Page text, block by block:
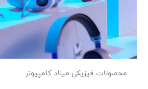
محصولات فیزیکی میلاد کامپیوتر